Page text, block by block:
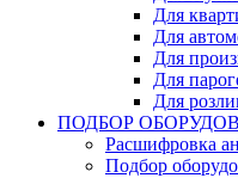
Для
Для
Для
Для
Для
ПОДБОР
Расшифровка
Подбор